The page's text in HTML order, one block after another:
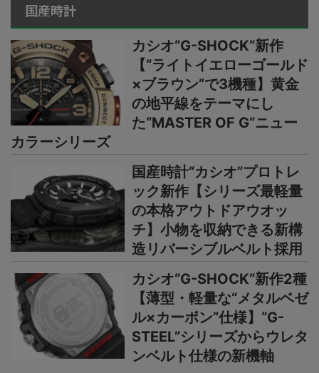
国産時計
カシオ“G-SHOCK”新作
【“ライトイエローゴールド
×ブラウン”で3機種】黄金
の地平線をテーマにし
た“MASTER OF G”ニュー
カラーシリーズ
国産時計“カシオ”プロトレ
ック新作【シリーズ最軽量
の本格アウトドアウオッ
チ】小物を収納できる新構
造リバーシブルベルト採用
カシオ“G-SHOCK”新作2種
【薄型・軽量な“メタルベゼ
ル×カーボン”仕様】“G-
STEEL”シリーズからウレタ
ンベルト仕様の新機軸